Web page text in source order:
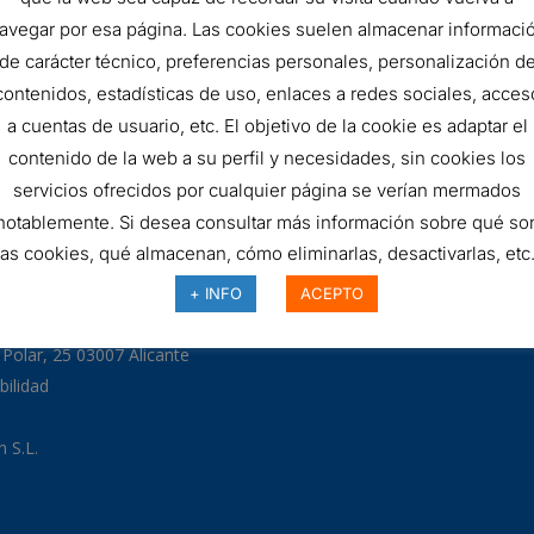
FILTRO
HIDRÁULICO
AÑADIR AL
SKU: DMD0011W60B
25 03007 Alicante
S.L.
por esa página. Las cookies suelen almacenar
carácter técnico, preferencias personales, personalización de
estadísticas de uso, enlaces a redes sociales,
a cuentas de usuario, etc. El objetivo de la cookie es adaptar el
contenido de la web a su perfil y necesidades, sin cookies los
servicios ofrecidos por cualquier página se verían mermados
Si desea consultar más información sobre qué
cookies, qué almacenan, cómo eliminarlas, desactivarlas,
+ INFO ACEPTO